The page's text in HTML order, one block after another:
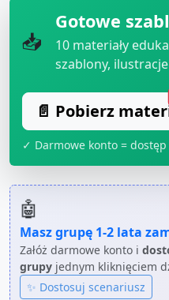
📥
Gotowe
10 materiały
szablony, ilustracje
📄 Pobierz
✓ Darmowe konto =
🤖
Masz grupę 1-2 lata
Załóż darmowe konto i
grupy jednym kliknięciem
✨ Dostosuj scenariusz